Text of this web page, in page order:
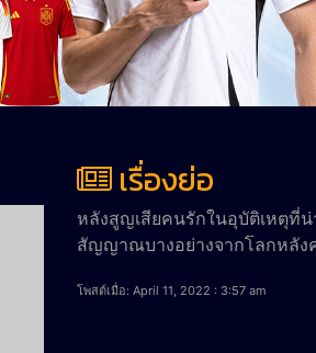
เรื่องย่อ
หลังสูญเสียคนรักในอุบัติเหตุที่น่
สัญญาณบางอย่างจากโลกหลัง
โพสต์เมื่อ: April 11, 2022 : 3:57 am